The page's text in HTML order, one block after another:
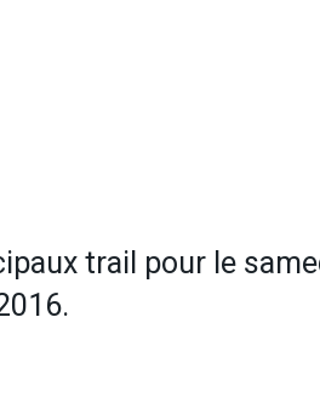
trail pour le